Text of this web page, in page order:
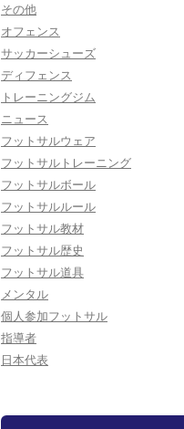
その他
オフェンス
サッカーシューズ
ディフェンス
トレーニングジム
ニュース
フットサルウェア
フットサルトレーニング
フットサルボール
フットサルルール
フットサル教材
フットサル歴史
フットサル道具
メンタル
個人参加フットサル
指導者
日本代表